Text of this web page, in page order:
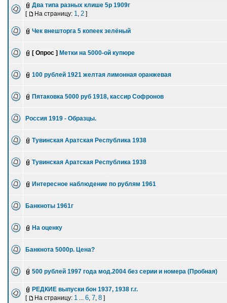
Два типа разных клише 5р 1909г
[
На страницу: 1 2 ]
Чек внешторга 5 копеек зелёный
[ Опрос ] Метки на 5000-ой купюре
100 рублей 1921 желтая лимонная оранжевая
Пятаковка 5000 руб 1918, кассир Софронов
Россия 1919 - Образцы.
Тувинская Аратская Республика 1938
Тувинская Аратская Республика 1938
Интересное наблюдение по рублям 1961
Банкноты 1961г
На оценку
Банкнота 5000р. Цена?
500 рублей 1997 года мод.2004 без серии и номера (Пробная)
РЕДКИЕ выпуски бон 1937, 1938 г.г.
[
На страницу: 1 6 7 8 ]